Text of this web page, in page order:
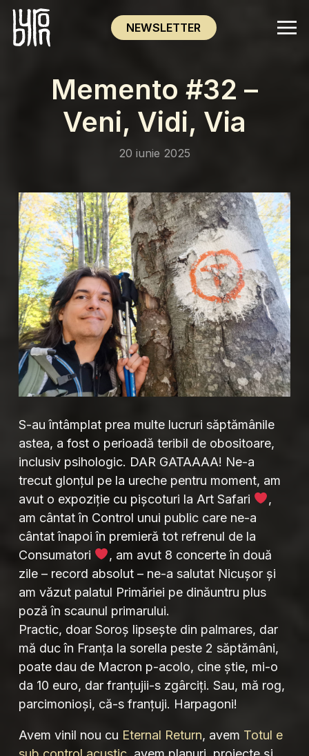
NEWSLETTER
Memento #32 –
Veni, Vidi, Via
20 iunie 2025
S-au întâmplat prea multe lucruri săptămânile
astea, a fost o perioadă teribil de obositoare,
inclusiv psihologic. DAR GATAAAA! Ne-a
trecut glonțul pe la ureche pentru moment, am
avut o expoziție cu pișcoturi la Art Safari
,
am cântat în Control unui public care ne-a
cântat înapoi în premieră tot refrenul de la
Consumatori
, am avut 8 concerte în două
zile – record absolut – ne-a salutat Nicușor și
am văzut palatul Primăriei pe dinăuntru plus
poză în scaunul primarului.
Practic, doar Soroș lipsește din palmares, dar
mă duc în Franța la sorella peste 2 săptămâni,
poate dau de Macron p-acolo, cine știe, mi-o
da 10 euro, dar franțujii-s zgârciți. Sau, mă rog,
parcimonioși, că-s franțuji. Harpagoni!
Avem vinil nou cu Eternal Return, avem Totul e